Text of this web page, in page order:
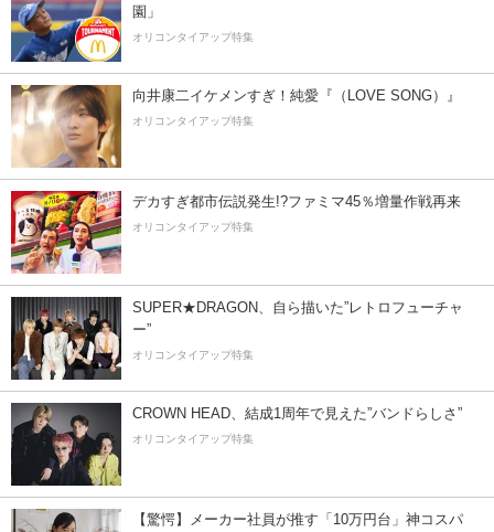
園」
オリコンタイアップ特集
向井康二イケメンすぎ！純愛『（LOVE SONG）』
オリコンタイアップ特集
デカすぎ都市伝説発生!?ファミマ45％増量作戦再来
オリコンタイアップ特集
SUPER★DRAGON、自ら描いた”レトロフューチャ
ー”
オリコンタイアップ特集
CROWN HEAD、結成1周年で見えた”バンドらしさ”
オリコンタイアップ特集
【驚愕】メーカー社員が推す「10万円台」神コスパ